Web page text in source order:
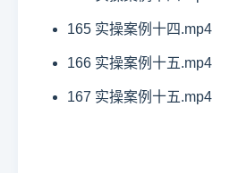
165 实操案例十四.mp4
166 实操案例十五.mp4
167 实操案例十五.mp4